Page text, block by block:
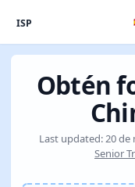
ISP
Obtén
Last updated: 20 de
Senior